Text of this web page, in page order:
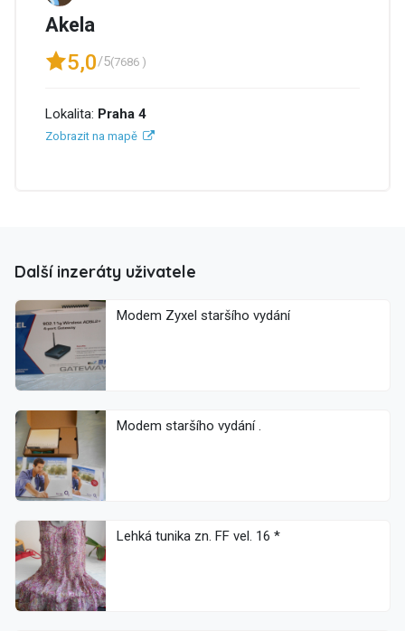
Akela
5,0/5(7686 )
Lokalita: Praha 4
Zobrazit na mapě
Další inzeráty uživatele
Modem Zyxel staršího vydání
Modem staršího vydání .
Lehká tunika zn. FF vel. 16 *